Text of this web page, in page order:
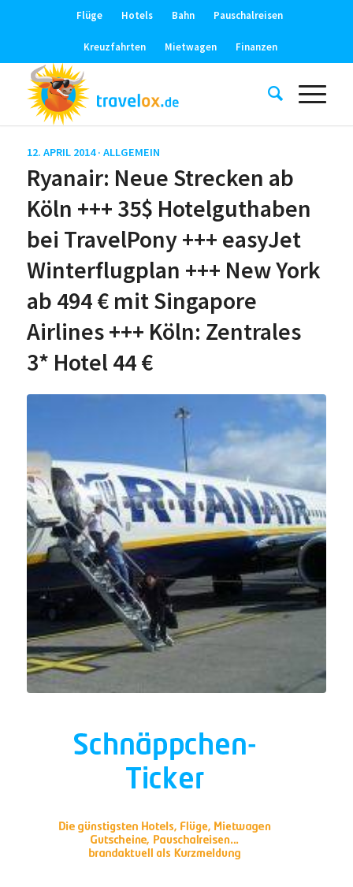
Flüge Hotels Bahn Pauschalreisen
Kreuzfahrten Mietwagen Finanzen
12. APRIL 2014 · ALLGEMEIN
Ryanair: Neue Strecken ab
Köln +++ 35$ Hotelguthaben
bei TravelPony +++ easyJet
Winterflugplan +++ New York
ab 494 € mit Singapore
Airlines +++ Köln: Zentrales
3* Hotel 44 €